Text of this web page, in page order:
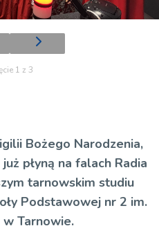
1 z 3
Bożego Narodzenia,
płyną na falach Radia
tarnowskim studiu
Podstawowej nr 2 im.
w Tarnowie.